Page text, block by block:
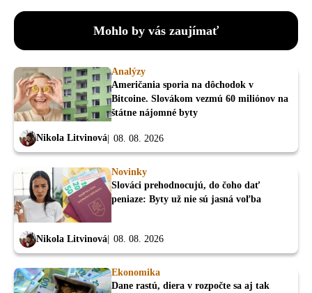
Mohlo by vás zaujímať
Analýzy
Američania sporia na dôchodok v
Bitcoine. Slovákom vezmú 60 miliónov na
štátne nájomné byty
Nikola Litvinová 08. 08. 2026
Novinky
Slováci prehodnocujú, do čoho dať
peniaze: Byty už nie sú jasná voľba
Nikola Litvinová 08. 08. 2026
Ekonomika
Dane rastú, diera v rozpočte sa aj tak